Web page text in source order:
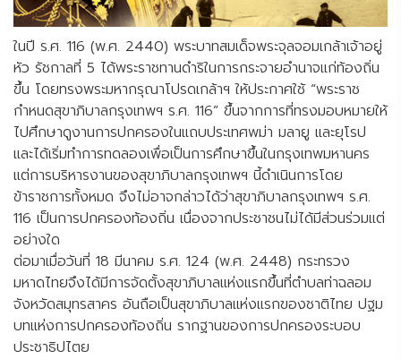
ในปี ร.ศ. 116 (พ.ศ. 2440) พระบาทสมเด็จพระจุลจอมเกล้าเจ้าอยู่
หัว รัชกาลที่ 5 ได้พระราชทานดำริในการกระจายอำนาจแก่ท้องถิ่น
ขึ้น โดยทรงพระมหากรุณาโปรดเกล้าฯ ให้ประกาศใช้ “พระราช
กำหนดสุขาภิบาลกรุงเทพฯ ร.ศ. 116” ขึ้นจากการที่ทรงมอบหมายให้
ไปศึกษาดูงานการปกครองในแถบประเทศพม่า มลายู และยุโรป
และได้เริ่มทำการทดลองเพื่อเป็นการศึกษาขึ้นในกรุงเทพมหานคร
แต่การบริหารงานของสุขาภิบาลกรุงเทพฯ นี้ดำเนินการโดย
ข้าราชการทั้งหมด จึงไม่อาจกล่าวได้ว่าสุขาภิบาลกรุงเทพฯ ร.ศ.
116 เป็นการปกครองท้องถิ่น เนื่องจากประชาชนไม่ได้มีส่วนร่วมแต่
อย่างใด
ต่อมาเมื่อวันที่ 18 มีนาคม ร.ศ. 124 (พ.ศ. 2448) กระทรวง
มหาดไทยจึงได้มีการจัดตั้งสุขาภิบาลแห่งแรกขึ้นที่ตำบลท่าฉลอม
จังหวัดสมุทรสาคร อันถือเป็นสุขาภิบาลแห่งแรกของชาติไทย ปฐม
บทแห่งการปกครองท้องถิ่น รากฐานของการปกครองระบอบ
ประชาธิปไตย